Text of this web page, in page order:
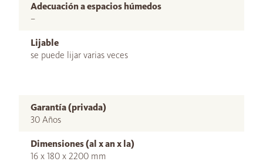
Adecuación a espacios húmedos
–
Lijable
se puede lijar varias veces
Garantía (privada)
30 Años
Dimensiones (al x an x la)
16 x 180 x 2200 mm